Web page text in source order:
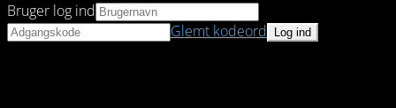
Bruger log ind
Glemt kodeord